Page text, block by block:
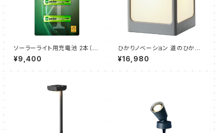
ソーラーライト用充電池 2本（単
4形）10個セット（タカショー）
¥9,400
ひかりノベーション 道のひかり
基本セット（2個セット、遮光プレ
ート、乳白プレート、スパイク、両
¥16,980